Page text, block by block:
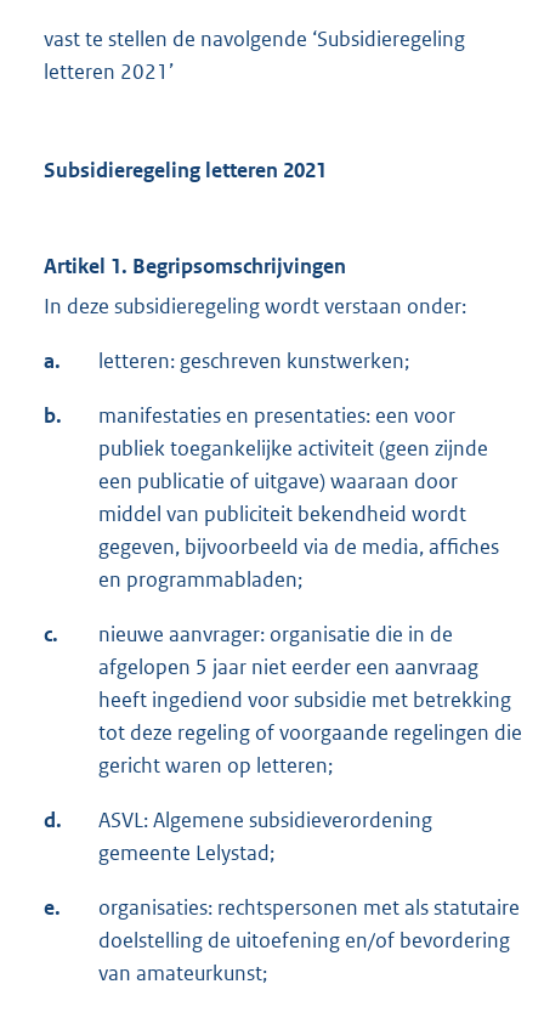
vast te stellen de navolgende ‘Subsidieregeling
letteren 2021’
Subsidieregeling letteren 2021
Artikel 1. Begripsomschrijvingen
In deze subsidieregeling wordt verstaan onder:
a. letteren: geschreven kunstwerken;
b.
manifestaties en presentaties: een voor
publiek toegankelijke activiteit (geen zijnde
een publicatie of uitgave) waaraan door
middel van publiciteit bekendheid wordt
gegeven, bijvoorbeeld via de media, affiches
en programmabladen;
c.
nieuwe aanvrager: organisatie die in de
afgelopen 5 jaar niet eerder een aanvraag
heeft ingediend voor subsidie met betrekking
tot deze regeling of voorgaande regelingen die
gericht waren op letteren;
d.
ASVL: Algemene subsidieverordening
gemeente Lelystad;
e.
organisaties: rechtspersonen met als statutaire
doelstelling de uitoefening en/of bevordering
van amateurkunst;